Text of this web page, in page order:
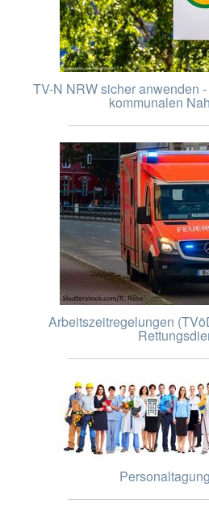
TV-N NRW sicher anwenden
kommunalen
Arbeitszeitregelungen